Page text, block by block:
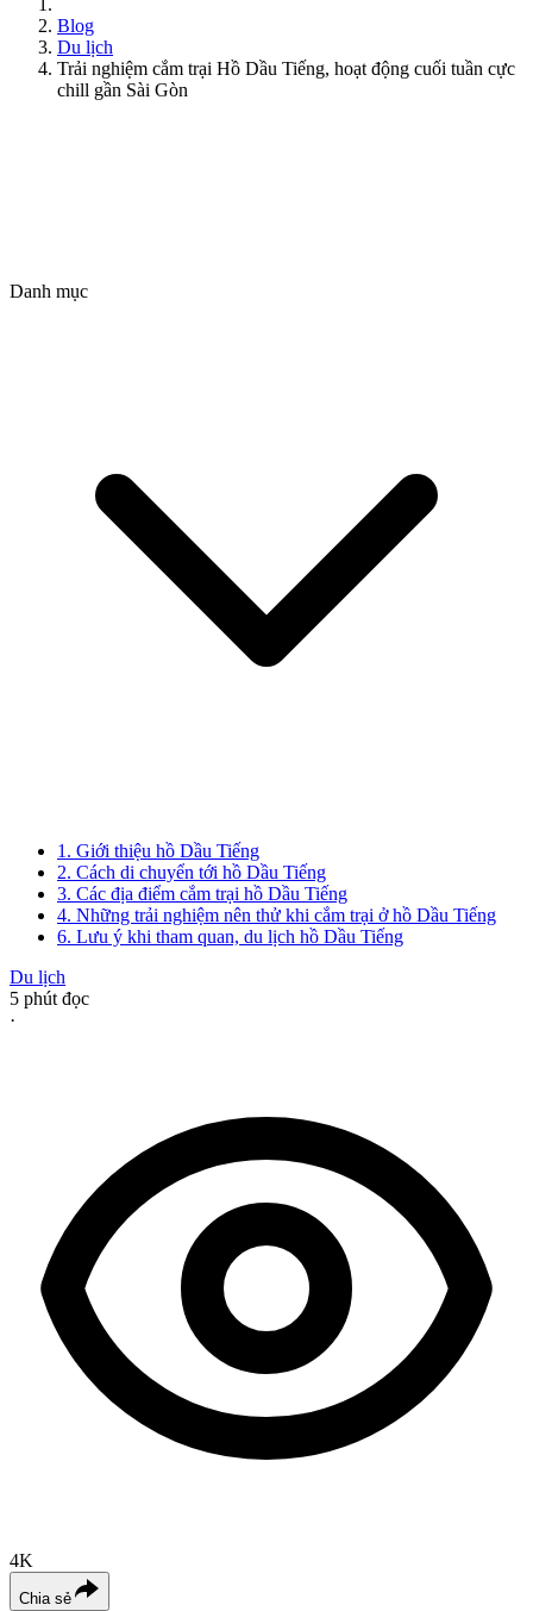
Blog
Du lịch
Trải nghiệm cắm trại Hồ Dầu Tiếng, hoạt động cuối tuần cực
chill gần Sài Gòn
Danh mục
1. Giới thiệu hồ Dầu Tiếng
2. Cách di chuyển tới hồ Dầu Tiếng
3. Các địa điểm cắm trại hồ Dầu Tiếng
4. Những trải nghiệm nên thử khi cắm trại ở hồ Dầu Tiếng
6. Lưu ý khi tham quan, du lịch hồ Dầu Tiếng
Du lịch
5 phút đọc
·
4K
Chia sẻ